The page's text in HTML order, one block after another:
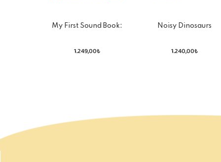
My First Sound Book:
1.249,00₺
Noisy Dinosaurs
1.240,00₺